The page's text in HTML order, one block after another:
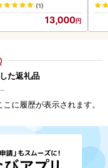
(1)
13,000
た返礼品
に履歴が表示されます。